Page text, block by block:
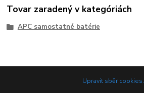
Tovar zaradený v kategóriách
APC samostatné batérie
Upravit sběr cookies.